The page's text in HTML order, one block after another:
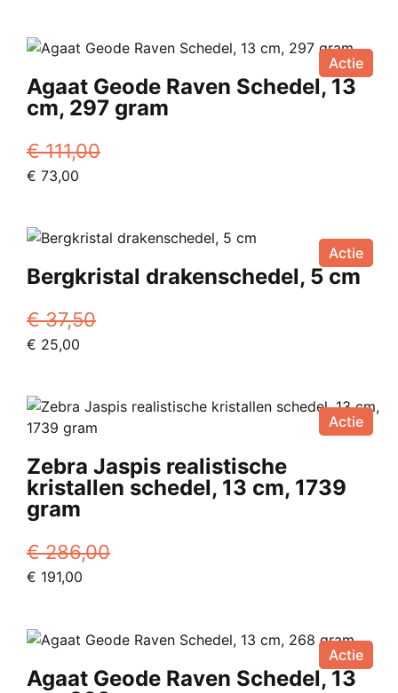
€ 66,00.€ 44,00.
Actie
Agaat Geode Raven Schedel, 13
cm, 297 gram
€111,00
Oorspronkelijke
€ 111,00.
€ 73,00
€ 73,00.
Actie
Bergkristal drakenschedel, 5 cm
€37,50
Oorspronkelijke
€ 37,50.
€ 25,00
€ 25,00.
Actie
Zebra Jaspis realistische
kristallen schedel, 13 cm, 1739
gram
€286,00
Oorspronkelijke
€ 286,00.
€ 191,00
€ 191,00.
Actie
Agaat Geode Raven Schedel, 13